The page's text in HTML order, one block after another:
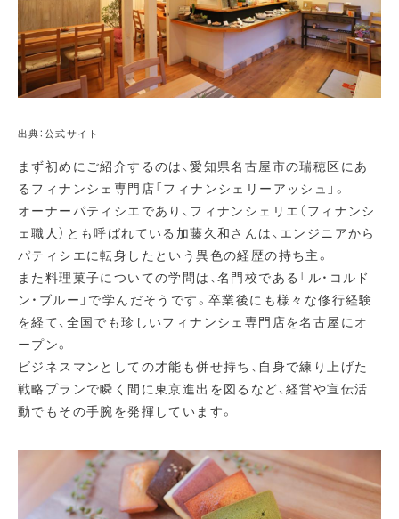
出典：公式サイト
まず初めにご紹介するのは、愛知県名古屋市の瑞穂区にあ
るフィナンシェ専門店「フィナンシェリーアッシュ」。
オーナーパティシエであり、フィナンシェリエ（フィナンシ
ェ職人）とも呼ばれている加藤久和さんは、エンジニアから
パティシエに転身したという異色の経歴の持ち主。
また料理菓子についての学問は、名門校である「ル・コルド
ン・ブルー」で学んだそうです。卒業後にも様々な修行経験
を経て、全国でも珍しいフィナンシェ専門店を名古屋にオ
ープン。
ビジネスマンとしての才能も併せ持ち、自身で練り上げた
戦略プランで瞬く間に東京進出を図るなど、経営や宣伝活
動でもその手腕を発揮しています。